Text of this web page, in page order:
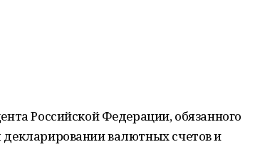
Российской Федерации, обязанного
валютных счетов и